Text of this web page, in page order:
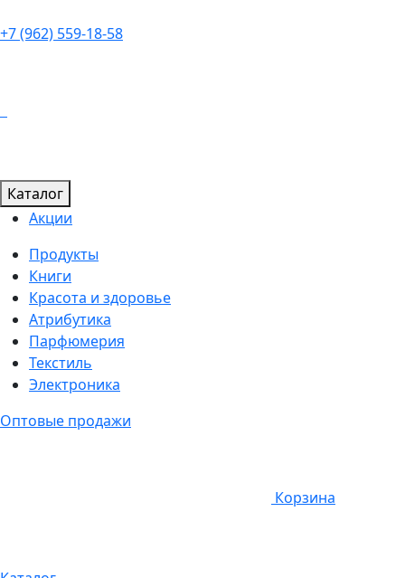
+7 (962) 559-18-58
Каталог
Акции
Продукты
Книги
Красота и здоровье
Атрибутика
Парфюмерия
Текстиль
Электроника
Оптовые продажи
Корзина